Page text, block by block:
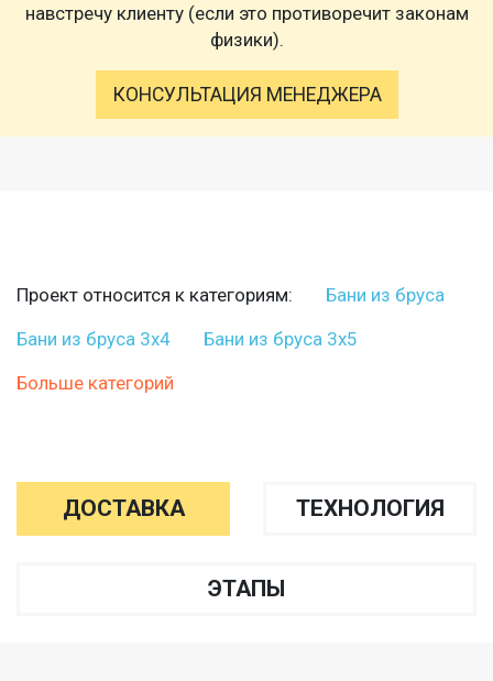
навстречу клиенту (если это противоречит законам
физики).
КОНСУЛЬТАЦИЯ МЕНЕДЖЕРА
Проект относится к категориям:
Бани из бруса
Бани из бруса 3х4
Бани из бруса 3х5
Больше категорий
ДОСТАВКА ТЕХНОЛОГИЯ
ЭТАПЫ